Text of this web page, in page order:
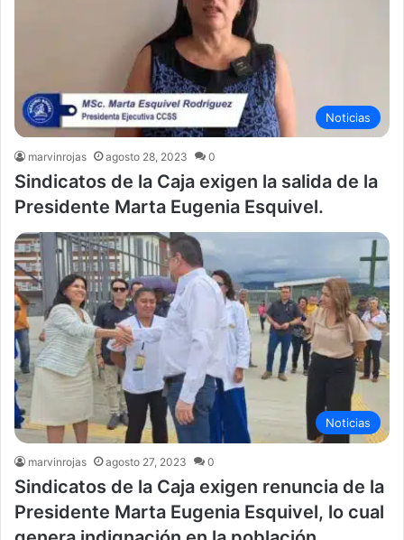
Noticias
marvinrojas agosto 28, 2023 0
Sindicatos de la Caja exigen la salida de la
Presidente Marta Eugenia Esquivel.
Noticias
marvinrojas agosto 27, 2023 0
Sindicatos de la Caja exigen renuncia de la
Presidente Marta Eugenia Esquivel, lo cual